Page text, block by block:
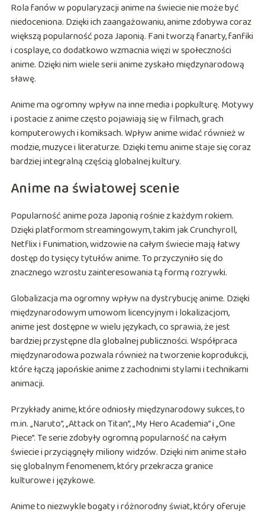
Rola fanów w popularyzacji anime na świecie nie może być
niedoceniona. Dzięki ich zaangażowaniu, anime zdobywa coraz
większą popularność poza Japonią. Fani tworzą fanarty, fanfiki
i cosplaye, co dodatkowo wzmacnia więzi w społeczności
anime. Dzięki nim wiele serii anime zyskało międzynarodową
sławę.
Anime ma ogromny wpływ na inne media i popkulturę. Motywy
i postacie z anime często pojawiają się w filmach, grach
komputerowych i komiksach. Wpływ anime widać również w
modzie, muzyce i literaturze. Dzięki temu anime staje się coraz
bardziej integralną częścią globalnej kultury.
Anime na światowej scenie
Popularność anime poza Japonią rośnie z każdym rokiem.
Dzięki platformom streamingowym, takim jak Crunchyroll,
Netflix i Funimation, widzowie na całym świecie mają łatwy
dostęp do tysięcy tytułów anime. To przyczyniło się do
znacznego wzrostu zainteresowania tą formą rozrywki.
Globalizacja ma ogromny wpływ na dystrybucję anime. Dzięki
międzynarodowym umowom licencyjnym i lokalizacjom,
anime jest dostępne w wielu językach, co sprawia, że jest
bardziej przystępne dla globalnej publiczności. Współpraca
międzynarodowa pozwala również na tworzenie koprodukcji,
które łączą japońskie anime z zachodnimi stylami i technikami
animacji.
Przykłady anime, które odniosły międzynarodowy sukces, to
m.in. „Naruto”, „Attack on Titan”, „My Hero Academia” i „One
Piece”. Te serie zdobyły ogromną popularność na całym
świecie i przyciągnęły miliony widzów. Dzięki nim anime stało
się globalnym fenomenem, który przekracza granice
kulturowe i językowe.
Anime to niezwykle bogaty i różnorodny świat, który oferuje